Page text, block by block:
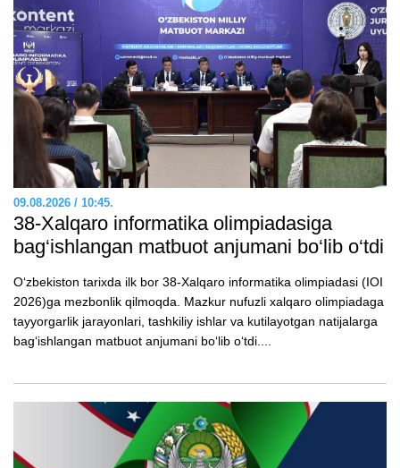
09.08.2026 / 10:45.
38-Xalqaro informatika olimpiadasiga
bag‘ishlangan matbuot anjumani bo‘lib o‘tdi
O‘zbekiston tarixda ilk bor 38-Xalqaro informatika olimpiadasi (IOI
2026)ga mezbonlik qilmoqda. Mazkur nufuzli xalqaro olimpiadaga
tayyorgarlik jarayonlari, tashkiliy ishlar va kutilayotgan natijalarga
bagʻishlangan matbuot anjumani boʻlib oʻtdi....